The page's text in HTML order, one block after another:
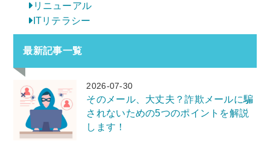
リニューアル
ITリテラシー
最新記事一覧
2026-07-30
そのメール、大丈夫？詐欺メールに騙
されないための5つのポイントを解説
します！